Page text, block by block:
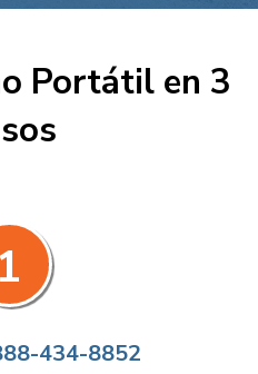
Portátil en 3
1
434-8852